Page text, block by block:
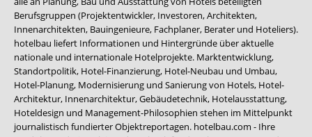
Berufsgruppen (Projektentwickler, Investoren, Architekten,
Innenarchitekten, Bauingenieure, Fachplaner, Berater und Hoteliers).
hotelbau liefert Informationen und Hintergründe über aktuelle
nationale und internationale Hotelprojekte. Marktentwicklung,
Standortpolitik, Hotel-Finanzierung, Hotel-Neubau und Umbau,
Hotel-Planung, Modernisierung und Sanierung von Hotels, Hotel-
Architektur, Innenarchitektur, Gebäudetechnik, Hotelausstattung,
Hoteldesign und Management-Philosophien stehen im Mittelpunkt
journalistisch fundierter Objektreportagen. hotelbau.com - Ihre